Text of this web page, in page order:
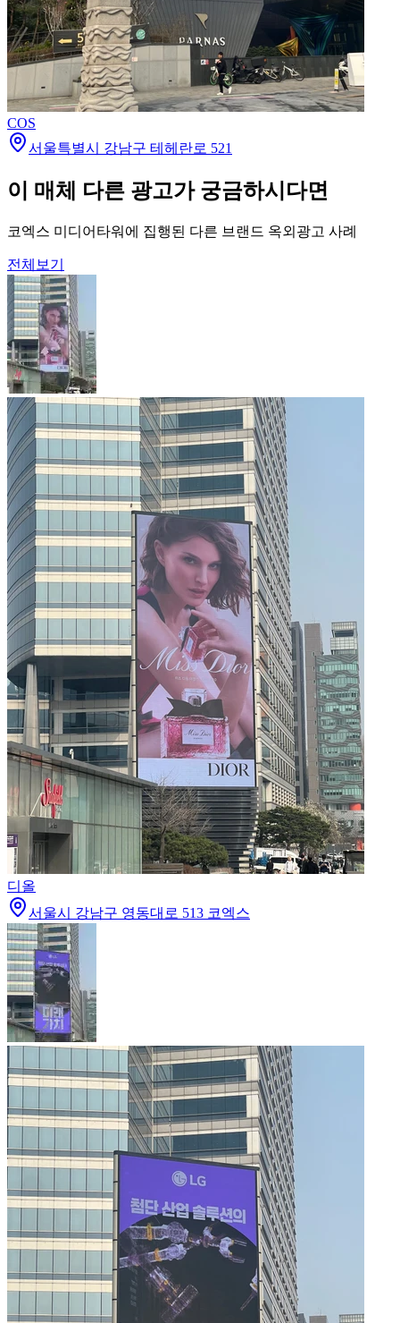
COS
서울특별시 강남구 테헤란로 521
이 매체 다른 광고가 궁금하시다면
코엑스 미디어타워에 집행된 다른 브랜드 옥외광고 사례
전체보기
디올
서울시 강남구 영동대로 513 코엑스